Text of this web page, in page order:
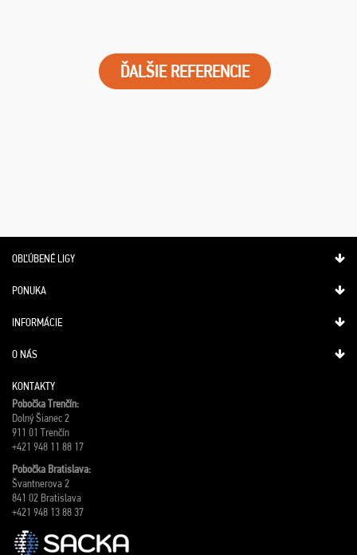
ĎALŠIE REFERENCIE
OBĽÚBENÉ LIGY
PONUKA
INFORMÁCIE
O NÁS
KONTAKTY
Pobočka Trenčín:
Dolný Šianec 2
911 01 Trenčín
+421 948 11 88 17
Pobočka Bratislava:
Švantnerova 2
841 02 Bratislava
+421 948 13 88 37